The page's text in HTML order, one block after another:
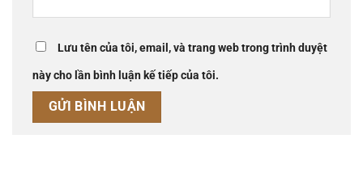
Lưu tên của tôi, email, và trang web trong trình duyệt
này cho lần bình luận kế tiếp của tôi.